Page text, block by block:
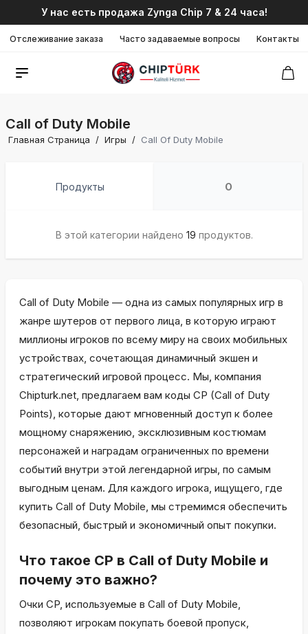
У нас есть продажа Zynga Chip 7 & 24 часа!
Отслеживание заказа Часто задаваемые вопросы Kонтакты
Call of Duty Mobile
Главная Страница / Игры / Call Of Duty Mobile
Продукты О
В этой категории найдено 19 продуктов.
Call of Duty Mobile — одна из самых популярных игр в
жанре шутеров от первого лица, в которую играют
миллионы игроков по всему миру на своих мобильных
устройствах, сочетающая динамичный экшен и
стратегический игровой процесс. Мы, компания
Chipturk.net, предлагаем вам коды CP (Call of Duty
Points), которые дают мгновенный доступ к более
мощному снаряжению, эксклюзивным костюмам
персонажей и наградам ограниченных по времени
событий внутри этой легендарной игры, по самым
выгодным ценам. Для каждого игрока, ищущего, где
купить Call of Duty Mobile, мы стремимся обеспечить
безопасный, быстрый и экономичный опыт покупки.
Что такое CP в Call of Duty Mobile и
почему это важно?
Очки CP, используемые в Call of Duty Mobile,
позволяют игрокам покупать боевой пропуск,